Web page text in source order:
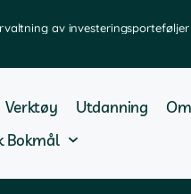
av investeringsporteføljer
Verktøy Utdanning
Bokmål